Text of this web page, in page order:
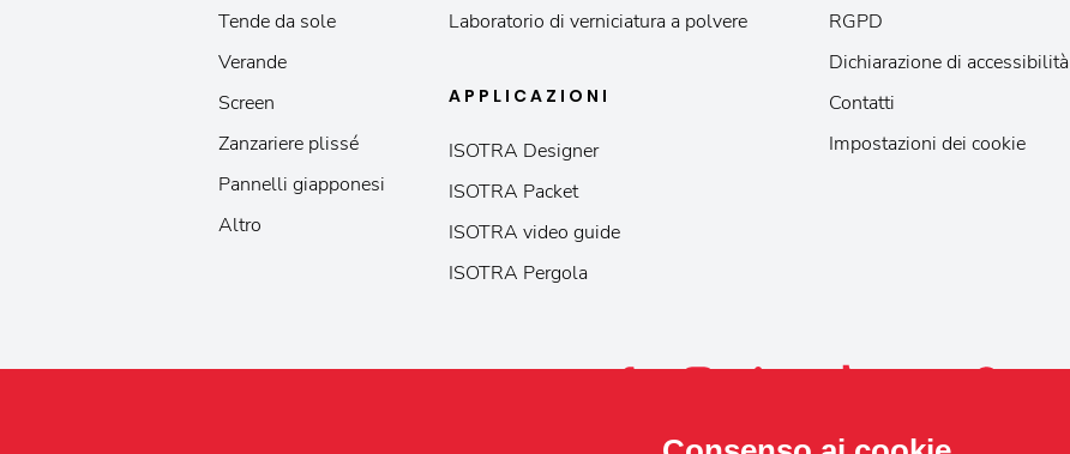
Tende da sole
Verande
Screen
Zanzariere plissé
Pannelli giapponesi
Altro
Laboratorio di verniciatura a polvere
APPLICAZIONI
ISOTRA Designer
ISOTRA Packet
ISOTRA video guide
ISOTRA Pergola
RGPD
Dichiarazione di accessibilità
Contatti
Impostazioni dei cookie